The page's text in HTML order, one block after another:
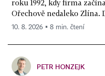
roku 1992, kdy firma
Ořechově nedaleko Zlína.
10. 8. 2026 ▪ 8 min. čtení
PETR HONZEJK